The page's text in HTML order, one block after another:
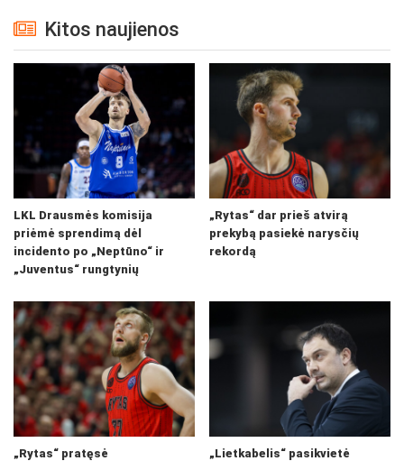
Kitos naujienos
LKL Drausmės komisija
priėmė sprendimą dėl
incidento po „Neptūno“ ir
„Juventus“ rungtynių
„Rytas“ dar prieš atvirą
prekybą pasiekė narysčių
rekordą
„Rytas“ pratęsė
„Lietkabelis“ pasikvietė